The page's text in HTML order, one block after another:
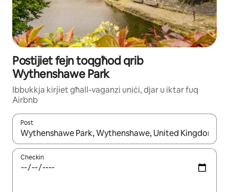
Postijiet fejn toqgħod qrib
Wythenshawe Park
Ibbukkja kirjiet għall-vaganzi uniċi, djar u iktar fuq
Airbnb
Post
Meta r-riżultati jkunu disponibbli, tista' tmur minn riżultat
Checkin